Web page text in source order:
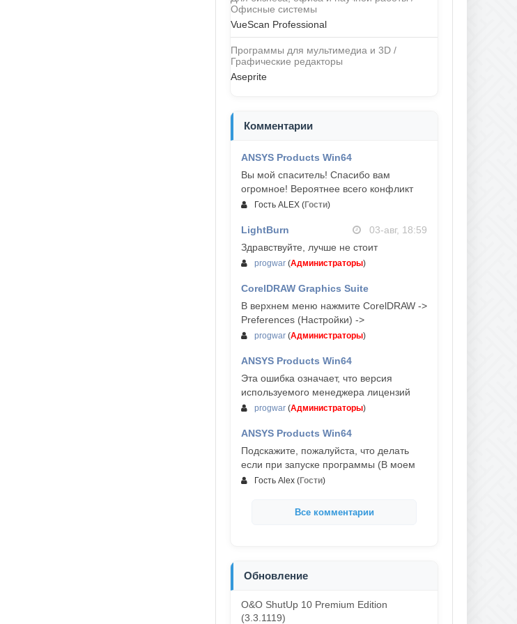
Офисные системы
VueScan Professional
Программы для мультимедиа и 3D /
Графические редакторы
Aseprite
Комментарии
ANSYS Products Win64
Вы мой спаситель! Спасибо вам
огромное! Вероятнее всего конфликт
Гость ALEX (Гости)
LightBurn
03-авг, 18:59
Здравствуйте, лучше не стоит
progwar (Администраторы)
CorelDRAW Graphics Suite
03-авг, 18:58
В верхнем меню нажмите CorelDRAW ->
Preferences (Настройки) ->
progwar (Администраторы)
ANSYS Products Win64
Эта ошибка означает, что версия
используемого менеджера лицензий
progwar (Администраторы)
ANSYS Products Win64
Подскажите, пожалуйста, что делать
если при запуске программы (В моем
Гость Alex (Гости)
Все комментарии
Обновление
O&O ShutUp 10 Premium Edition
(3.3.1119)